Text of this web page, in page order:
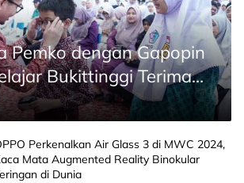
Pemko dengan Gapopin
Bukittinggi Terima
Gratis
Perkenalkan Air Glass 3 di MWC 2024,
Mata Augmented Reality Binokular
di Dunia